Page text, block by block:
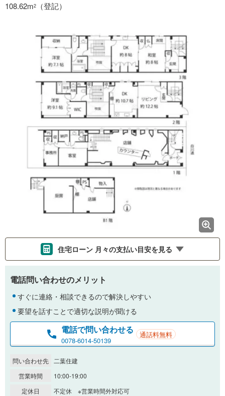
108.62m2 （登記）
住宅ローン 月々の支払い目安を見る
支払いの目安をシミュレーションすることができます。
金利
0.01%
一般的には最長35年まで借り入れ可能です。多くの金融機関
電話問い合わせのメリット
すぐに連絡・相談できるので解決しやすい
要望を話すことで適切な説明が聞ける
電話で問い合わせる
0078-6014-50139
通話料無料
問い合わせ先
二葉住建
営業時間
10:00-19:00
定休日
不定休 ※営業時間外対応可